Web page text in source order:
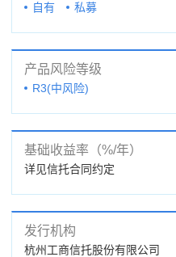
自有 私募
产品风险等级
R3(中风险)
基础收益率（%/年）
详见信托合同约定
发行机构
杭州工商信托股份有限公司